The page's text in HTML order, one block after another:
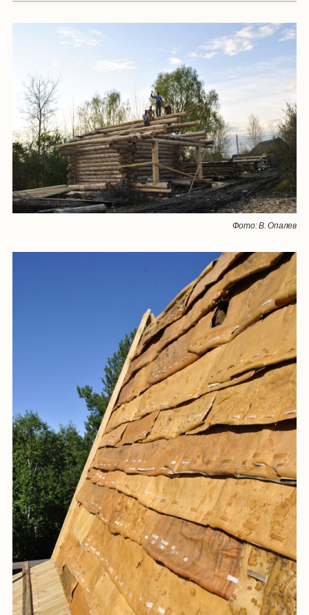
Фото: В. Опалев